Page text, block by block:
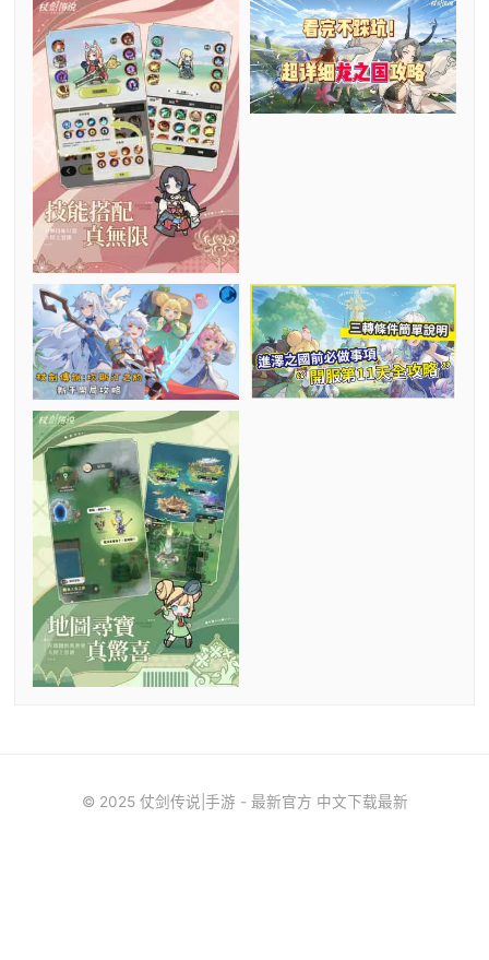
© 2025 仗剑传说|手游 - 最新官方 中文下载最新